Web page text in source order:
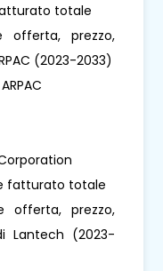
totale
offerta, prezzo,
(2023-2033)
fatturato totale
offerta, prezzo,
Lantech (2023-